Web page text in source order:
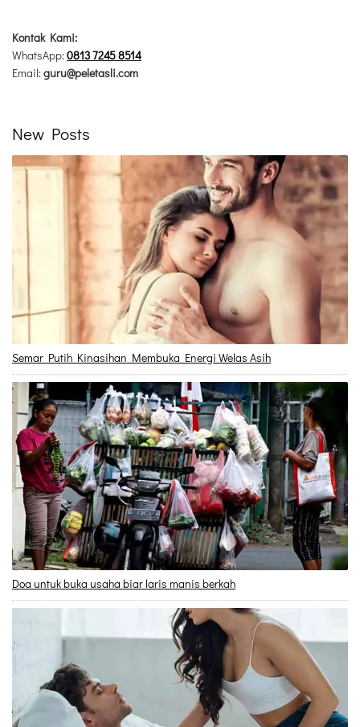
Kontak Kami:
WhatsApp:0813 7245 8514
Email:guru@peletasli.com
New Posts
Semar Putih Kinasihan Membuka Energi Welas Asih
Doa untuk buka usaha biar laris manis berkah